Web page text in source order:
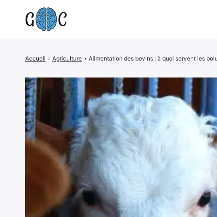
Accueil › Agriculture › Alimentation des bovins : à quoi servent les
Rechercher